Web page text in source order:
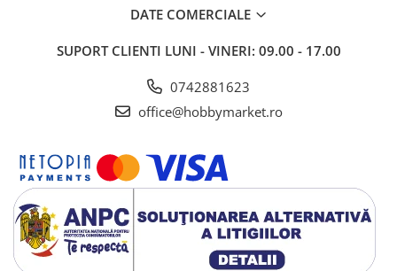
DATE COMERCIALE
SUPORT CLIENTI LUNI - VINERI: 09.00 - 17.00
0742881623
office@hobbymarket.ro